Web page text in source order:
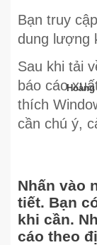
Bạn truy cập
dung lượng
Sau khi tải
báo cáo
thích
cần chú ý,
Nhấn vào
tiết. Bạn
khi cần.
cáo theo